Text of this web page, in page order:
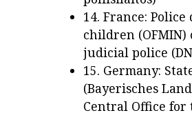
14. France:
children
judicial police
15. Germany:
(Bayerisches
Central Office for